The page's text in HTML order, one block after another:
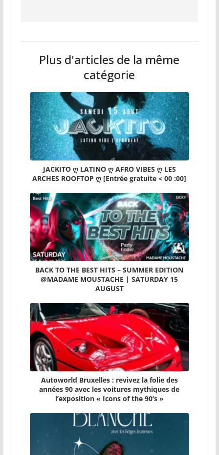
Plus d'articles de la même
catégorie
JACKITO ღ LATINO ღ AFRO VIBES ღ LES
ARCHES ROOFTOP ღ [Entrée gratuite < 00 :00]
BACK TO THE BEST HITS – SUMMER EDITION
@MADAME MOUSTACHE | SATURDAY 15
AUGUST
Autoworld Bruxelles : revivez la folie des
années 90 avec les voitures mythiques de
l’exposition « Icons of the 90’s »